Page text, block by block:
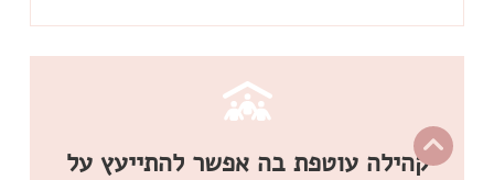
קהילה עוטפת בה אפשר להתייעץ על